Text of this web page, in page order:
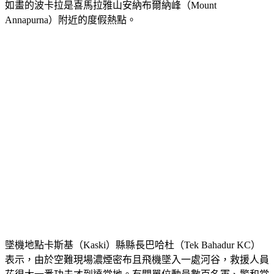
如畫的波卡拉是喜馬拉雅山安納布爾納峰（Mount
Annapurna）附近的度假熱點。
墜機地點卡斯基（Kaski）縣縣長巴哈杜（Tek Bahadur KC）
表示，由於空難現場濃煙密布且飛機墜入一處河谷，救援人員